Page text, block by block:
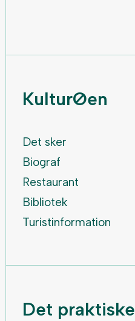
KulturØen
Det sker
Biograf
Restaurant
Bibliotek
Turistinformation
Det praktiske